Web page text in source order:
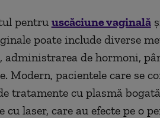
pentru uscăciune vaginală
poate include diverse
de hormoni,
Modern, pacientele care se
tratamente cu plasmă
cu laser, care au efecte pe o